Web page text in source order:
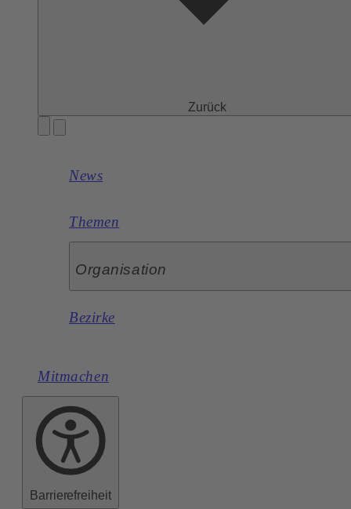
Zurück
News
Themen
Organisation
Bezirke
Mitmachen
Barrierefreiheit